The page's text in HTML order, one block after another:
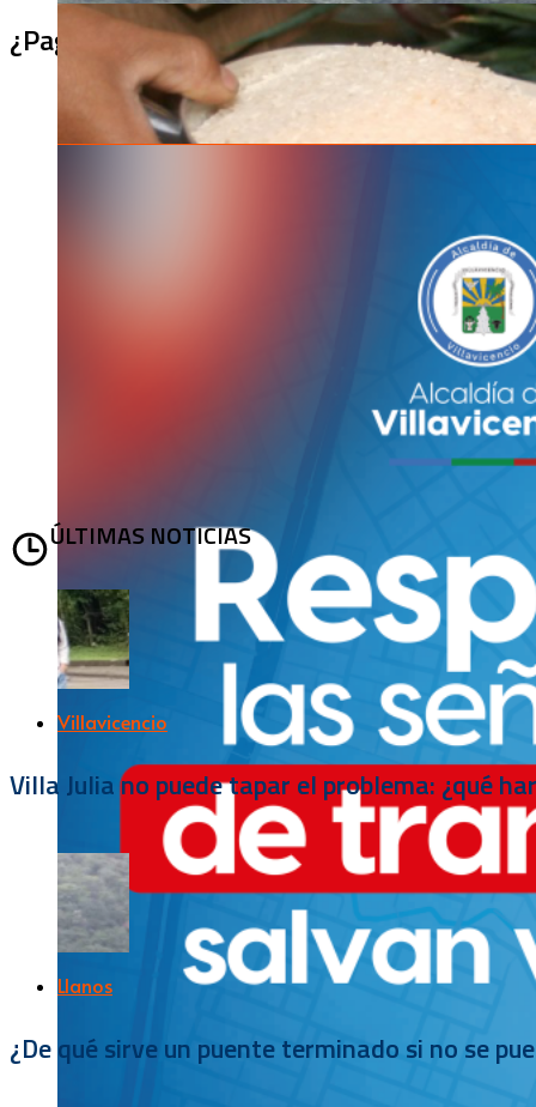
¿Pagaron menos de lo permitido por el
ÚLTIMAS NOTICIAS
Villavicencio
Villa Julia no puede tapar el problema: ¿qué
Llanos
¿De qué sirve un puente terminado si no se